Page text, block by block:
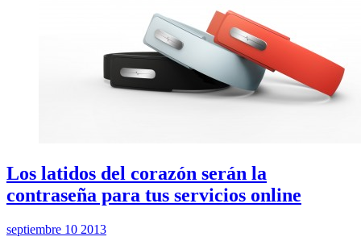
Los latidos del corazón serán la
contraseña para tus servicios online
septiembre 10 2013